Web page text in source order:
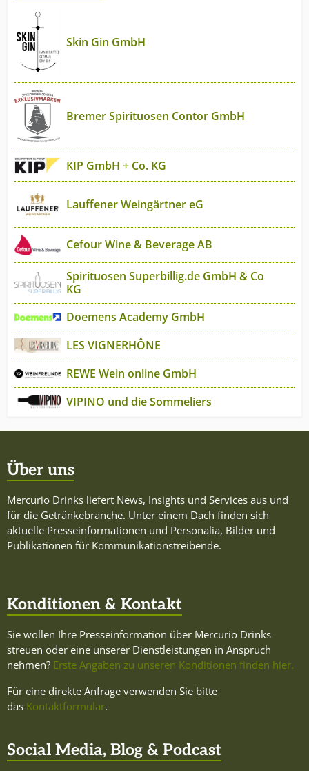
Skin Gin GmbH
Bremer Spirituosen Contor GmbH
KIP GmbH + Co. KG
Lauffener Weingärtner eG
Cefour Wine & Beverage AB
Spirituosen Superbillig.de GmbH & Co
KG
Doemens Academy GmbH
LES VIGNERHÔNE
REWE Wein online GmbH
VIPINO und die Sommeliers
Über uns
Mercurio Drinks liefert News, Insights und Services aus und
für die Getränkebranche. Unter einem Dach finden sich
aktuelle Presseinformationen und Personalia, Bilder und
Publikationen für Kommunikationstreibende.
Konditionen & Kontakt
Sie wollen Ihre Presseinformation über Mercurio Drinks
streuen oder eine unserer Dienstleistungen in Anspruch
nehmen? Erste Angaben zu unseren Konditionen finden hier.
Für eine direkte Anfrage verwenden Sie bitte
das Kontaktformular.
Social Media, Blog & Podcast